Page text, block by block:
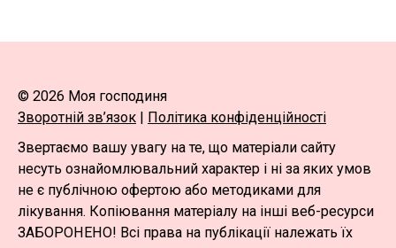
© 2026 Моя господиня
Зворотній зв’язок | Політика конфіденційності
Звертаємо вашу увагу на те, що матеріали сайту
несуть ознайомлювальний характер і ні за яких умов
не є публічною офертою або методиками для
лікування. Копіювання матеріалу на інші веб-ресурси
ЗАБОРОНЕНО! Всі права на публікації належать їх